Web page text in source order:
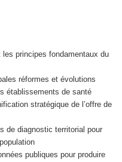
principes fondamentaux du
réformes et évolutions
établissements de santé
stratégique de l’offre de
de diagnostic territorial pour
publiques pour produire